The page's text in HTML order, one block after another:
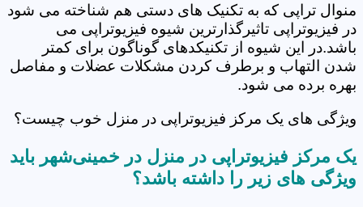
منوال تراپی که به تکنیک های دستی هم شناخته می شود
در فیزیوتراپی تاثیرگذارترین شیوه فیزیوتراپی می
باشد.در این شیوه از تکنیکدهای گوناگون برای کمتر
شدن التهاب و برطرف کردن مشکلات عضلات و مفاصل
بهره برده می شود.
ویژگی های یک مرکز فیزیوتراپی در منزل خوب چیست؟
یک مرکز فیزیوتراپی در منزل در خمینی‌شهر باید
ویژگی های زیر را داشته باشد؟